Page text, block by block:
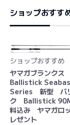
ショップおすす
ショップおすすめ
ヤマガブランク
Ballistick
Series 新型 バ
ク Ballistick
料込み ヤマガロ
レゼント